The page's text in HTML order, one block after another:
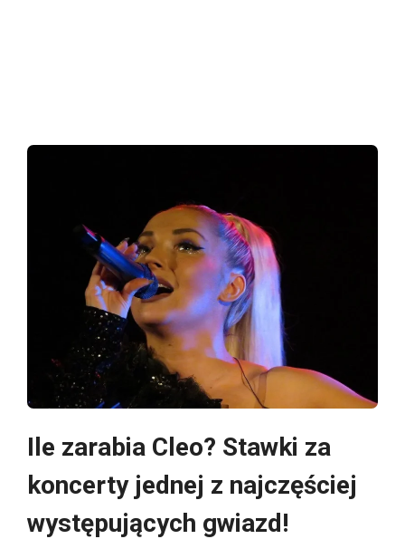
Ile zarabia Cleo? Stawki za
koncerty jednej z najczęściej
występujących gwiazd!